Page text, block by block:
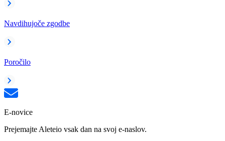
Navdihujoče zgodbe
Poročilo
E-novice
Prejemajte Aleteio vsak dan na svoj e-naslov.